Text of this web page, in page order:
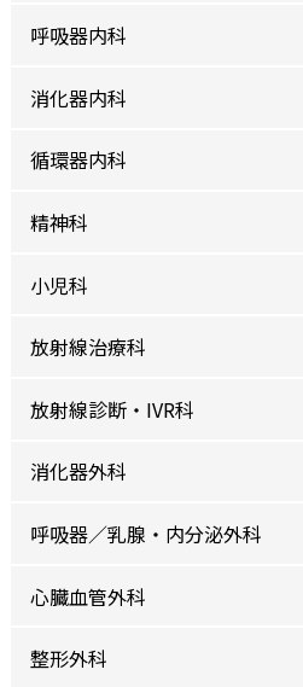
呼吸器内科
消化器内科
循環器内科
精神科
小児科
放射線治療科
放射線診断・IVR科
消化器外科
呼吸器／乳腺・内分泌外科
心臓血管外科
整形外科